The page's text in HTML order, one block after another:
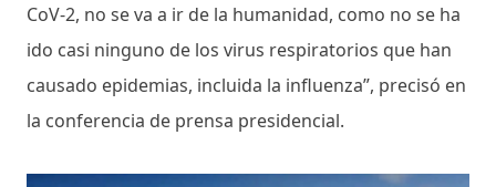
CoV-2, no se va a ir de la humanidad, como no se ha
ido casi ninguno de los virus respiratorios que han
causado epidemias, incluida la influenza”, precisó en
la conferencia de prensa presidencial.